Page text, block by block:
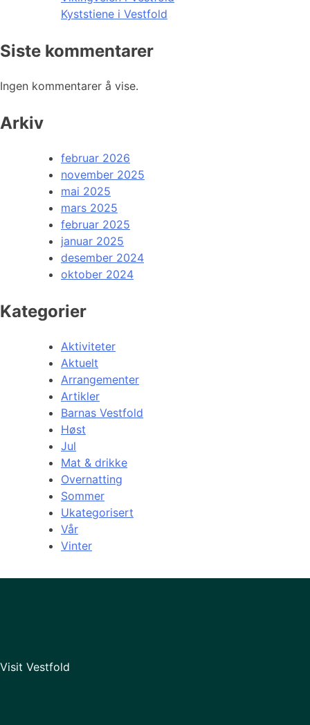
Kyststiene i Vestfold
Siste kommentarer
Ingen kommentarer å vise.
Arkiv
februar 2026
november 2025
mai 2025
mars 2025
februar 2025
januar 2025
desember 2024
oktober 2024
Kategorier
Aktiviteter
Aktuelt
Arrangementer
Artikler
Barnas Vestfold
Høst
Jul
Mat & drikke
Overnatting
Sommer
Ukategorisert
Vår
Vinter
Visit Vestfold